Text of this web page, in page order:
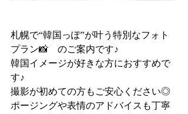
札幌で“韓国っぽ”が叶う特別なフォト
プラン📸　のご案内です♪
韓国イメージが好きな方におすすめで
す♪
撮影が初めての方もご安心ください◎
ポージングや表情のアドバイスも丁寧